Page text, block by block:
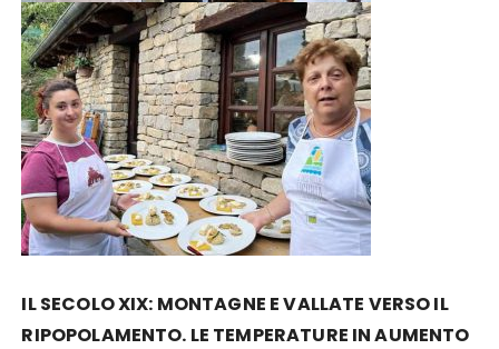
IL SECOLO XIX: MONTAGNE E VALLATE VERSO IL
RIPOPOLAMENTO. LE TEMPERATURE IN AUMENTO